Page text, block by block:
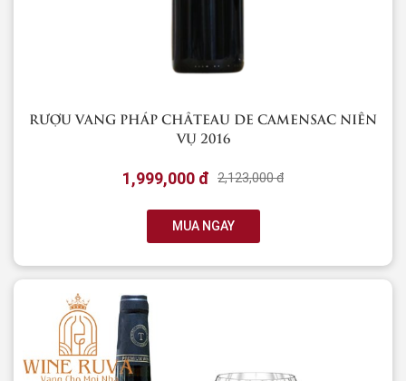
RƯỢU VANG PHÁP CHÂTEAU DE CAMENSAC NIÊN
VỤ 2016
1,999,000 đ 2,123,000 đ
MUA NGAY